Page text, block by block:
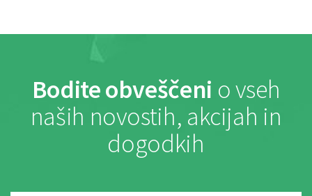
Bodite obveščeni o vseh
naših novostih, akcijah in
dogodkih